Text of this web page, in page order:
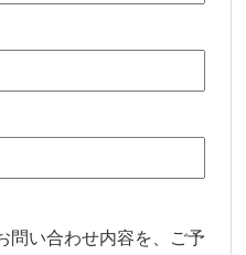
問い合わせ内容を、ご予